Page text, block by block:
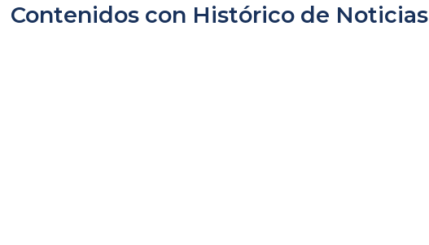
Contenidos con Histórico de Noticias